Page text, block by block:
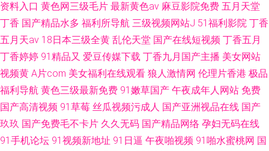
资料入口 黄色网三级毛片 最新黄色av 麻豆影院免费 五月天堂
丁香 国产精品水多 福利所导航 三级视频网站J 51福利影院 丁香
五月天av 18日本三级全黄 乱伦天堂 国产在线短视频 丁香五月
丁香婷婷 91精品又 爱豆传媒下载 丁香九月国产主播 美女网站
视频黄 A片com 美女福利在线观看 狼人激情网 伦理片香港 极品
福利导航 黄色三级最新免费 91嫩草国产 午夜成年人网站 免费
国产高清视频 91草莓 丝瓜视频污成人 国产亚洲视品在线 国产
玖玖 国产免费毛不卡片 久久无码 国产精品网络 孕妇无码在线
91手机论坛 91视频新地址 91日逼 午夜啪视频 91啪水蜜桃网 国